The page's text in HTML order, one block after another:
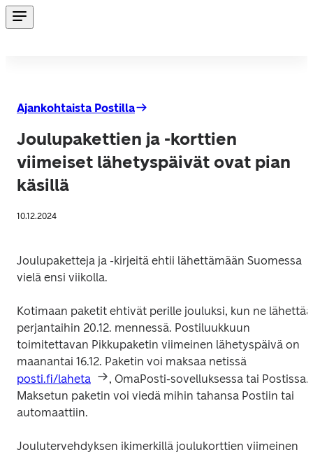
Ajankohtaista Postilla
Joulupakettien ja -korttien
viimeiset lähetyspäivät ovat pian
käsillä
10.12.2024
Joulupaketteja ja -kirjeitä ehtii lähettämään Suomessa
vielä ensi viikolla.
Kotimaan paketit ehtivät perille jouluksi, kun ne lähettää
perjantaihin 20.12. mennessä. Postiluukkuun
toimitettavan Pikkupaketin viimeinen lähetyspäivä on
posti.fi/laheta
, OmaPosti-sovelluksessa tai Postissa.
Maksetun paketin voi viedä mihin tahansa Postiin tai
automaattiin.
Joulutervehdyksen ikimerkillä joulukorttien viimeinen